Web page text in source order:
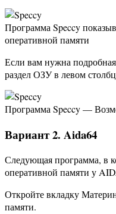
Программа Speccy
оперативной памяти
Если вам нужна
раздел ОЗУ в левом
Программа Speccy —
Вариант 2. Aida64
Следующая программа, в
оперативной памяти у
Откройте вкладку
памяти.